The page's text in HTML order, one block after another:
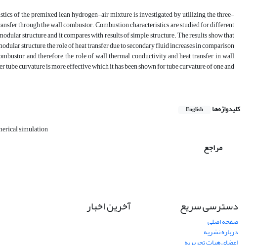
of the premixed lean hydrogen-air mixture is investigated by utilizing the three-
through the wall combustor. Combustion characteristics are studied for different
structure and it compares with results of simple structure. The results show that
structure, the role of heat transfer due to secondary fluid increases in comparison
and therefore, the role of wall thermal conductivity and heat transfer in wall
curvature is more effective which it has been shown for tube curvature of one and
کلیدواژه‌ها English
simulation
مراجع
دسترسی سریع
صفحه اصلی
درباره نشریه
آخرین اخبار